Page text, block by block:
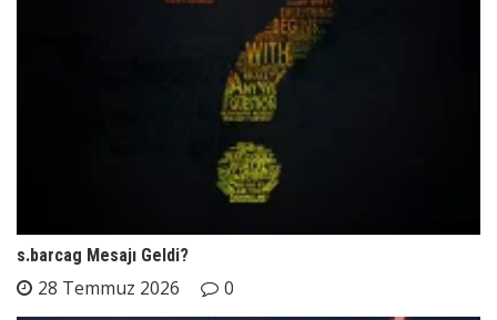
s.barcag Mesajı Geldi?
28 Temmuz 2026 0